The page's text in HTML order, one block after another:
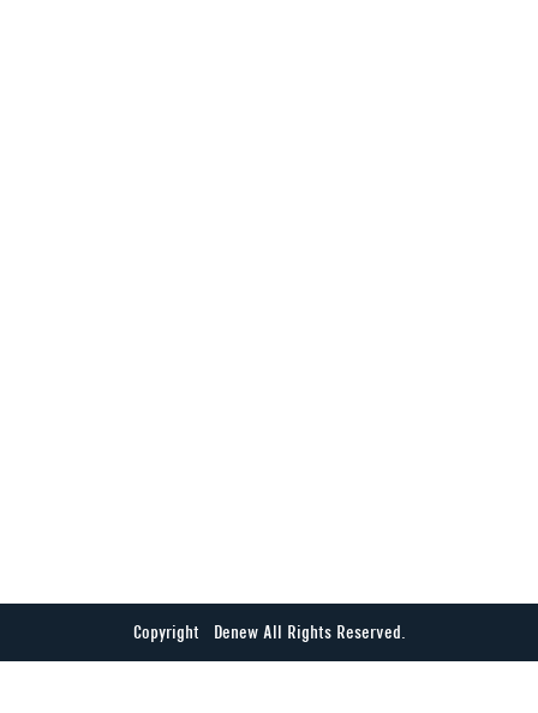
Copyright © Denew All Rights Reserved.